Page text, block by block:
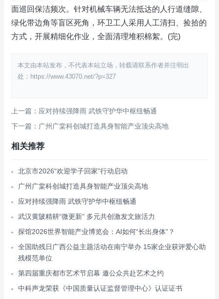
面巡回保洁频次。针对机械车辆无法抵达的人行道缝隙、
绿化带边角等盲区死角，环卫工人采用人工清扫、捡拾的
方式，开展精细化作业，全面清理堆积棉絮。(完)
本文由本站发布，不代表本站立场，转载请联系作者并注明出
处：https://www.43070.net/?p=327
上一篇：应对持续强降雨 武铁守护华中枢纽畅通
下一篇：广州广棠科创城打造具身智能产业顶尖高地
相关推荐
北京市2026“欢迎学子回家”行动启动
广州广棠科创城打造具身智能产业顶尖高地
应对持续强降雨 武铁守护华中枢纽畅通
武汉黄陂精耕“微更新” 多元共创激发文旅活力
探馆2026世界智能产业博览会：AI如何“长出身体”？
全国助残日广西公益主题活动在南宁举办 15家企业获评爱心助
残模范单位
第四届重庆都市艺术节启幕 邀公众共赴艺术之约
中科声龙荣获《中国质量认证监督管理中心》认证证书